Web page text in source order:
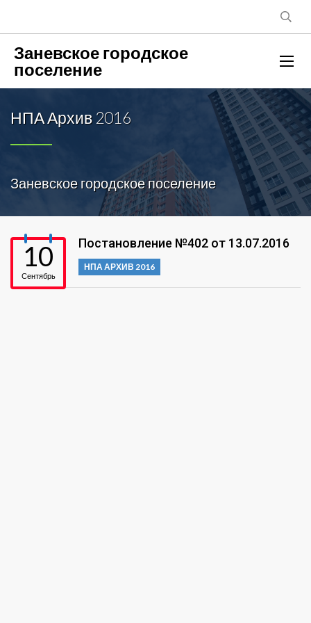
Заневское городское
поселение
НПА Архив 2016
Заневское городское поселение
10
Сентябрь
Постановление №402 от 13.07.2016
НПА АРХИВ 2016